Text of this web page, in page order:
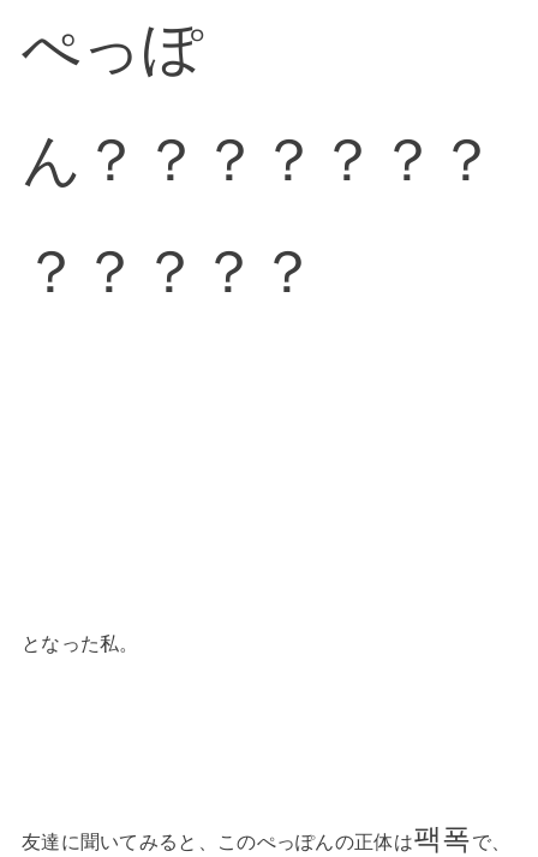
ぺっぽ
ん？？？？？？？
？？？？？
となった私。
友達に聞いてみると、このぺっぽんの正体は팩폭で、